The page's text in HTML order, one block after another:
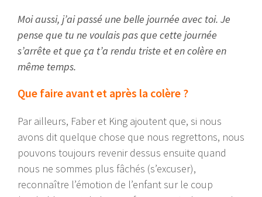
Moi aussi, j’ai passé une belle journée avec toi. Je
pense que tu ne voulais pas que cette journée
s’arrête et que ça t’a rendu triste et en colère en
même temps.
Que faire avant et après la colère ?
Par ailleurs, Faber et King ajoutent que, si nous
avons dit quelque chose que nous regrettons, nous
pouvons toujours revenir dessus ensuite quand
nous ne sommes plus fâchés (s’excuser),
reconnaître l’émotion de l’enfant sur le coup